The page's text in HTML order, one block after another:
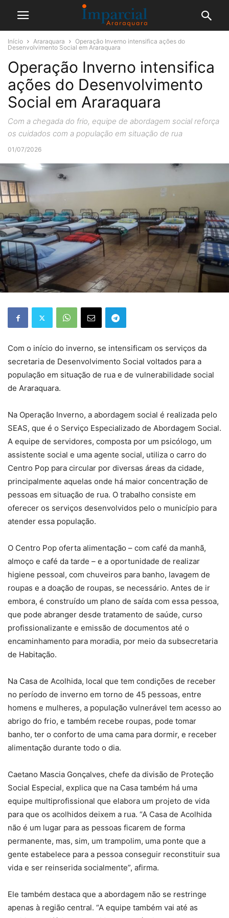
Início Araraquara
Operação Inverno intensifica ações do
Desenvolvimento Social em Araraquara
Operação Inverno intensifica
ações do Desenvolvimento
Social em Araraquara
Com a chegada do frio, equipe de abordagem social reforça
os cuidados com a população em situação de rua
01/07/2026
Com o início do inverno, se intensificam os serviços da
secretaria de Desenvolvimento Social voltados para a
população em situação de rua e de vulnerabilidade social
de Araraquara.
Na Operação Inverno, a abordagem social é realizada pelo
SEAS, que é o Serviço Especializado de Abordagem Social.
A equipe de servidores, composta por um psicólogo, um
assistente social e uma agente social, utiliza o carro do
Centro Pop para circular por diversas áreas da cidade,
principalmente aquelas onde há maior concentração de
pessoas em situação de rua. O trabalho consiste em
oferecer os serviços desenvolvidos pelo o município para
atender essa população.
O Centro Pop oferta alimentação – com café da manhã,
almoço e café da tarde – e a oportunidade de realizar
higiene pessoal, com chuveiros para banho, lavagem de
roupas e a doação de roupas, se necessário. Antes de ir
embora, é construído um plano de saída com essa pessoa,
que pode abranger desde tratamento de saúde, curso
profissionalizante e emissão de documentos até o
encaminhamento para moradia, por meio da subsecretaria
de Habitação.
Na Casa de Acolhida, local que tem condições de receber
no período de inverno em torno de 45 pessoas, entre
homens e mulheres, a população vulnerável tem acesso ao
abrigo do frio, e também recebe roupas, pode tomar
banho, ter o conforto de uma cama para dormir, e receber
alimentação durante todo o dia.
Caetano Mascia Gonçalves, chefe da divisão de Proteção
Social Especial, explica que na Casa também há uma
equipe multiprofissional que elabora um projeto de vida
para que os acolhidos deixem a rua. “A Casa de Acolhida
não é um lugar para as pessoas ficarem de forma
permanente, mas, sim, um trampolim, uma ponte que a
gente estabelece para a pessoa conseguir reconstituir sua
vida e ser reinserida socialmente”, afirma.
Ele também destaca que a abordagem não se restringe
apenas à região central. “A equipe também vai até as